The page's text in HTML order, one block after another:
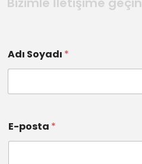
Adı Soyadı *
E-posta *